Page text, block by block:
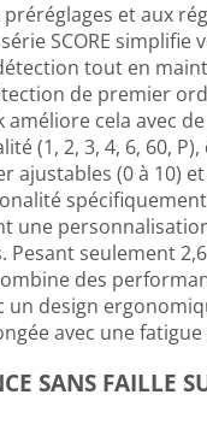
et aux
SCORE simplifie
tout en
de premier
améliore cela avec
(1, 2, 3, 4, 6, 60, P),
ajustables (0 à 10)
une
Pesant seulement
des
un design
avec une
SANS FAILLE